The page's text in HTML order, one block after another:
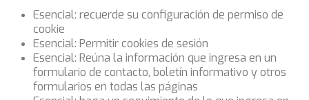
Esencial: recuerde su configuración de permiso de
cookie
Esencial: Permitir cookies de sesión
Esencial: Reúna la información que ingresa en un
formulario de contacto, boletín informativo y otros
formularios en todas las páginas